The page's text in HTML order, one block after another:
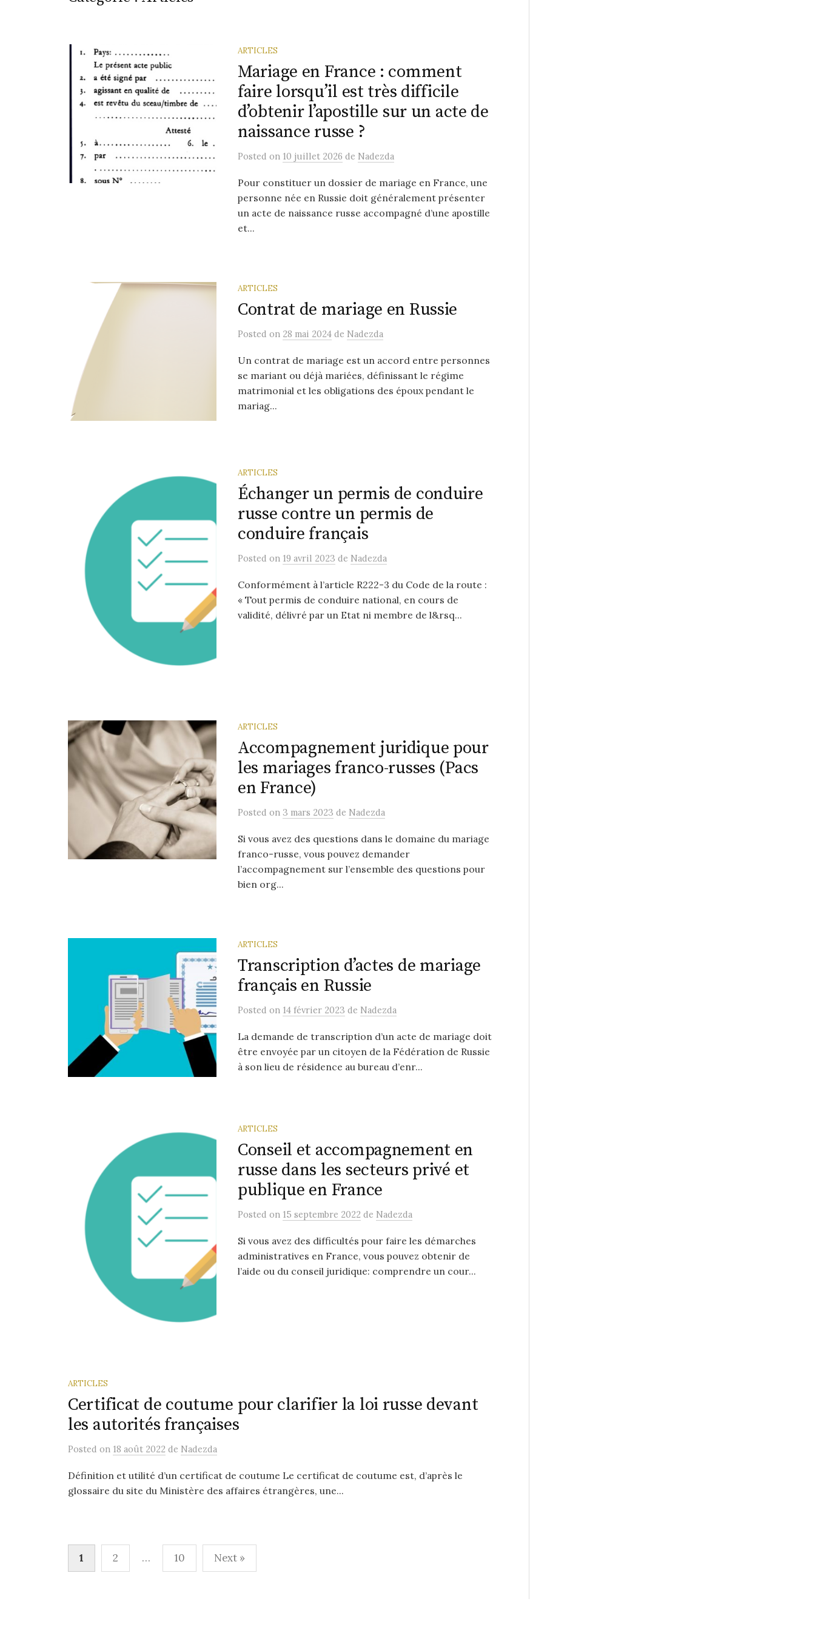
ARTICLES
Mariage en France : comment
faire lorsqu’il est très difficile
d’obtenir l’apostille sur un acte de
naissance russe ?
Posted on 10 juillet 2026 de Nadezda
Pour constituer un dossier de mariage en France, une
personne née en Russie doit généralement présenter
un acte de naissance russe accompagné d’une apostille
et...
ARTICLES
Contrat de mariage en Russie
Posted on 28 mai 2024 de Nadezda
Un contrat de mariage est un accord entre personnes
se mariant ou déjà mariées, définissant le régime
matrimonial et les obligations des époux pendant le
mariag...
ARTICLES
Échanger un permis de conduire
russe contre un permis de
conduire français
Posted on 19 avril 2023 de Nadezda
Conformément à l’article R222-3 du Code de la route :
« Tout permis de conduire national, en cours de
validité, délivré par un Etat ni membre de l&rsq...
ARTICLES
Accompagnement juridique pour
les mariages franco-russes (Pacs
en France)
Posted on 3 mars 2023 de Nadezda
Si vous avez des questions dans le domaine du mariage
franco-russe, vous pouvez demander
l’accompagnement sur l’ensemble des questions pour
bien org...
ARTICLES
Transcription d’actes de mariage
français en Russie
Posted on 14 février 2023 de Nadezda
La demande de transcription d’un acte de mariage doit
être envoyée par un citoyen de la Fédération de Russie
à son lieu de résidence au bureau d’enr...
ARTICLES
Conseil et accompagnement en
russe dans les secteurs privé et
publique en France
Posted on 15 septembre 2022 de Nadezda
Si vous avez des difficultés pour faire les démarches
administratives en France, vous pouvez obtenir de
l’aide ou du conseil juridique: comprendre un cour...
ARTICLES
Certificat de coutume pour clarifier la loi russe devant
les autorités françaises
Posted on 18 août 2022 de Nadezda
Définition et utilité d’un certificat de coutume Le certificat de coutume est, d’après le
glossaire du site du Ministère des affaires étrangères, une...
Navigation
des
1 2 … 10 Next »